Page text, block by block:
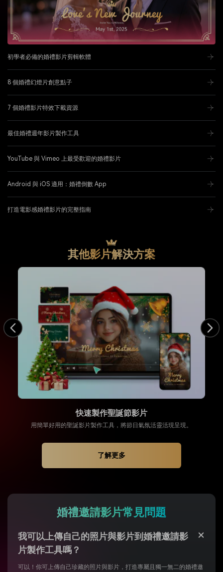
初學者必備的婚禮影片剪輯軟體
8 個婚禮幻燈片創意點子
7 個婚禮影片特效下載資源
最佳婚禮週年影片製作工具
YouTube 與 Vimeo 上最受歡迎的婚禮影片
Android 與 iOS 適用：婚禮倒數 App
打造電影感婚禮影片的完整指南
其他影片解決方案
快速製作聖誕節影片
用簡單好用的聖誕影片製作工具，將節日氣氛活靈活現呈現。
了解更多
婚禮邀請影片常見問題
我可以上傳自己的照片與影片到婚禮邀請影
片製作工具嗎？
可以！你可上傳自己珍藏的照片與影片，打造專屬且獨一無二的婚禮邀